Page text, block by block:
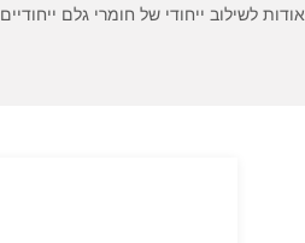
אודות לשילוב ייחודי של חומרי גלם